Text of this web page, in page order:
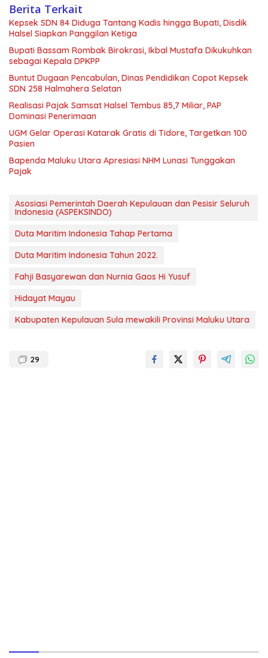
Berita Terkait
Kepsek SDN 84 Diduga Tantang Kadis hingga Bupati, Disdik
Halsel Siapkan Panggilan Ketiga
Bupati Bassam Rombak Birokrasi, Ikbal Mustafa Dikukuhkan
sebagai Kepala DPKPP
Buntut Dugaan Pencabulan, Dinas Pendidikan Copot Kepsek
SDN 258 Halmahera Selatan
Realisasi Pajak Samsat Halsel Tembus 85,7 Miliar, PAP
Dominasi Penerimaan
UGM Gelar Operasi Katarak Gratis di Tidore, Targetkan 100
Pasien
Bapenda Maluku Utara Apresiasi NHM Lunasi Tunggakan
Pajak
Asosiasi Pemerintah Daerah Kepulauan dan Pesisir Seluruh
Indonesia (ASPEKSINDO)
Duta Maritim Indonesia Tahap Pertama
Duta Maritim Indonesia Tahun 2022.
Fahji Basyarewan dan Nurnia Gaos Hi Yusuf
Hidayat Mayau
Kabupaten Kepulauan Sula mewakili Provinsi Maluku Utara
29